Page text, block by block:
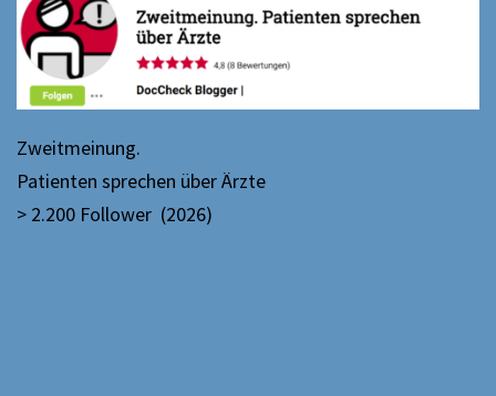
Zweitmeinung.
Patienten sprechen über Ärzte
> 2.200 Follower (2026)